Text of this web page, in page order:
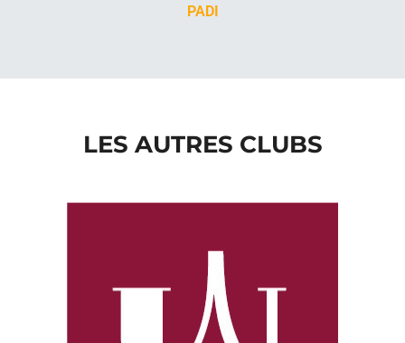
PADI
LES AUTRES CLUBS